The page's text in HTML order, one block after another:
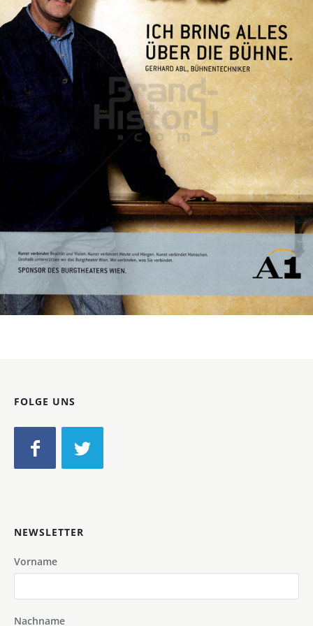
A1 Telekom Austria A1 Telekom Austria AG 2007
Bild-ID: 33004
FOLGE UNS
NEWSLETTER
Vorname
Nachname